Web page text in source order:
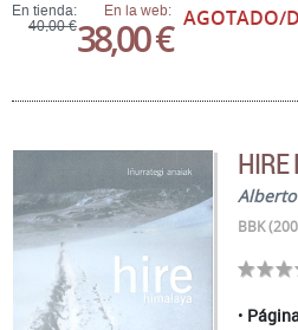
En tienda:
40,00 €
En la web:
38,00 € AGOTADO/
HIRE
Alberto
BBK